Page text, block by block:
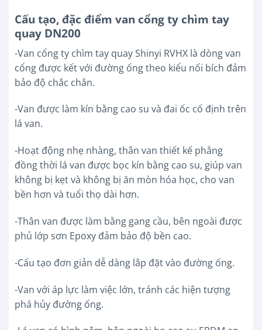
Cấu tạo, đặc điểm van cổng ty chìm tay
quay DN200
-Van cổng ty chìm tay quay Shinyi RVHX là dòng van
cổng được kết với đường ống theo kiểu nối bích đảm
bảo độ chắc chắn.
-Van được làm kín bằng cao su và đai ốc cố định trên
lá van.
-Hoạt động nhẹ nhàng, thân van thiết kế phẳng
đồng thời lá van được bọc kín bằng cao su, giúp van
không bị kẹt và không bị ăn mòn hóa học, cho van
bền hơn và tuổi thọ dài hơn.
-Thân van được làm bằng gang cầu, bên ngoài được
phủ lớp sơn Epoxy đảm bảo độ bền cao.
-Cấu tạo đơn giản dễ dàng lắp đặt vào đường ống.
-Van với áp lực làm việc lớn, tránh các hiện tượng
phá hủy đường ống.